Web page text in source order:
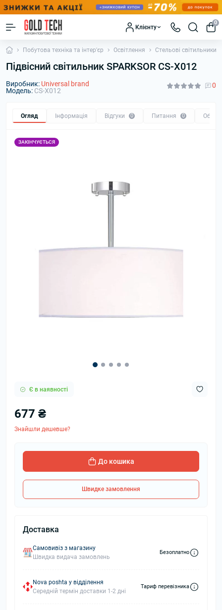
Клієнту
0
Побутова техніка та інтер'єр Освітлення Стельові світильники
Підвісний світильник SPARKSOR CS-X012
Виробник: Universal brand
Модель: CS-X012
0
Огляд Інформація Відгуки 0 Питання 0 Обмін
ЗАКІНЧУЄТЬСЯ
Є в наявності
677 ₴
Знайшли дешевше?
До кошика
Швидке замовлення
Доставка
Самовивіз з магазину
Швидка видача замовлень
Безоплатно
Nova poshta у відділення
Середній термін доставки 1-2 дні
Тариф перевізника